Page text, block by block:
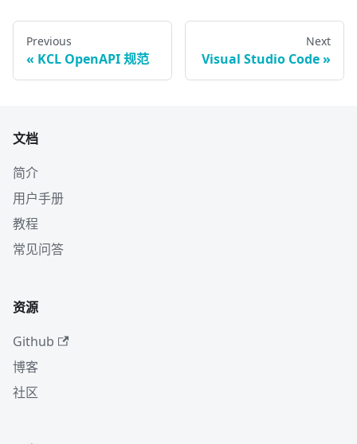
Previous
KCL OpenAPI 规范
Next
Visual Studio Code
文档
简介
用户手册
教程
常见问答
资源
Github
博客
社区